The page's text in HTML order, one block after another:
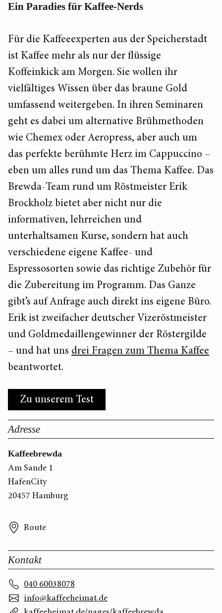
Ein Paradies für Kaffee-Nerds
Für die Kaffeeexperten aus der Speicherstadt
ist Kaffee mehr als nur der flüssige
Koffeinkick am Morgen. Sie wollen ihr
vielfältiges Wissen über das braune Gold
umfassend weitergeben. In ihren Seminaren
geht es dabei um alternative Brühmethoden
wie Chemex oder Aeropress, aber auch um
das perfekte berühmte Herz im Cappuccino –
eben um alles rund um das Thema Kaffee. Das
Brewda-Team rund um Röstmeister Erik
Brockholz bietet aber nicht nur die
informativen, lehrreichen und
unterhaltsamen Kurse, sondern hat auch
verschiedene eigene Kaffee- und
Espressosorten sowie das richtige Zubehör für
die Zubereitung im Programm. Das Ganze
gibt’s auf Anfrage auch direkt ins eigene Büro.
Erik ist zweifacher deutscher Vizeröstmeister
und Goldmedaillengewinner der Röstergilde
– und hat uns drei Fragen zum Thema Kaffee
beantwortet.
Zu unserem Test
Adresse
Kaffeebrewda
Am Sande 1
HafenCity
20457 Hamburg
Route
Kontakt
040 60038078
info@kaffeeheimat.de